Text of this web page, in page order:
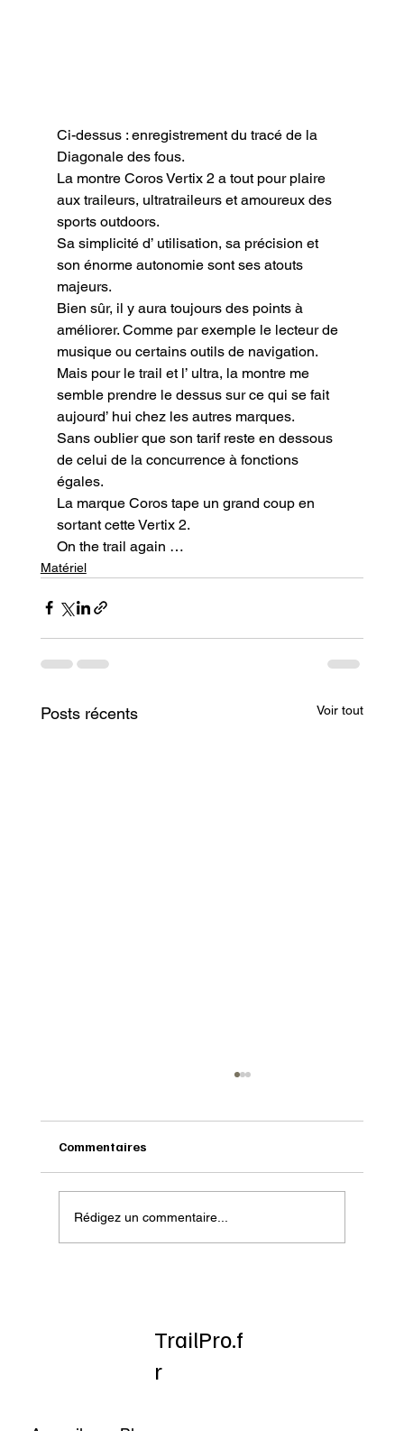
Ci-dessus : enregistrement du tracé de la
Diagonale des fous.
La montre Coros Vertix 2 a tout pour plaire
aux traileurs, ultratraileurs et amoureux des
sports outdoors.
Sa simplicité d’ utilisation, sa précision et
son énorme autonomie sont ses atouts
majeurs.
Bien sûr, il y aura toujours des points à
améliorer. Comme par exemple le lecteur de
musique ou certains outils de navigation.
Mais pour le trail et l’ ultra, la montre me
semble prendre le dessus sur ce qui se fait
aujourd’ hui chez les autres marques.
Sans oublier que son tarif reste en dessous
de celui de la concurrence à fonctions
égales.
La marque Coros tape un grand coup en
sortant cette Vertix 2.
On the trail again …
Matériel
Posts récents Voir tout
Onatera : Pour affronter l’hiver
Commentaires
Rédigez un commentaire...
TrailPro.f
r